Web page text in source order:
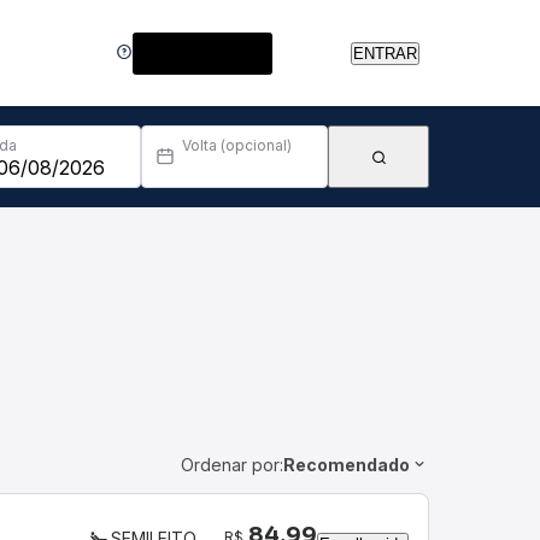
ENTRAR
Volta (opcional)
Ordenar por:Recomendado
R$ 84,99